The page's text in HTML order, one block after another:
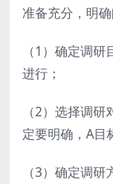
准备充分，明确
（1）确定调
进行；
（2）选择调
定要明确，A目
（3）确定调